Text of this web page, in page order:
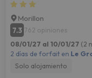
Morillon
7.3 762 opiniones
08/01/27 al 10/01/27 (2
2 días de forfait en Le
Solo alojamiento